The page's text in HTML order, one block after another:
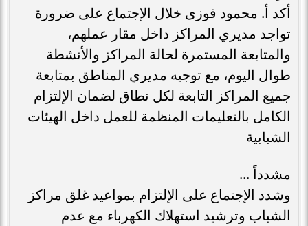
أكد أ. محمود فوزى خلال الإجتماع على ضرورة
تواجد مديري المراكز داخل مقار عملهم،
والمتابعة المستمرة لحالة المراكز والأنشطة
طوال اليوم، مع توجيه مديري المناطق بمتابعة
جميع المراكز التابعة لكل نطاق لضمان الإلتزام
الكامل بالتعليمات المنظمة للعمل داخل الهيئات
الشبابية
مشدداً ...
وشدد الإجتماع على الإلتزام بمواعيد غلق مراكز
الشباب وترشيد استهلاك الكهرباء مع عدم